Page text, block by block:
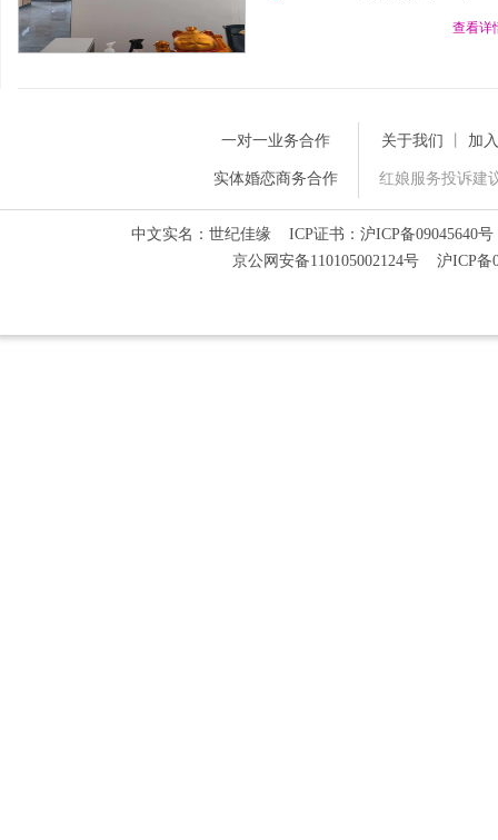
查看详
一对一业务合作
实体婚恋商务合作
关于我们 加
红娘服务投诉建
中文实名：世纪佳缘 ICP证书：沪ICP备
京公网安备110105002124号 沪ICP